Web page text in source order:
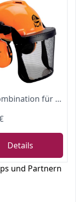
3M Kombination für die Forstwirtschaft, G3000 Schutzhelm in Orange, 1 Stück
Details
und Partnern